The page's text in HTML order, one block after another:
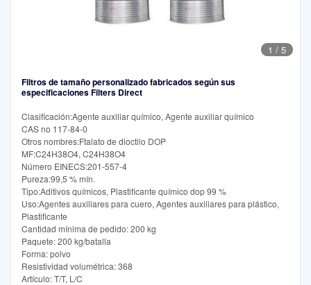
1 / 5
Filtros de tamaño personalizado fabricados según sus
especificaciones Filters Direct
Clasificación:Agente auxiliar químico, Agente auxiliar químico
CAS no 117-84-0
Otros nombres:Ftalato de dioctilo DOP
MF:C24H38O4, C24H38O4
Número EINECS:201-557-4
Pureza:99,5 % mín.
Tipo:Aditivos químicos, Plastificante químico dop 99 %
Uso:Agentes auxiliares para cuero, Agentes auxiliares para plástico,
Plastificante
Cantidad mínima de pedido: 200 kg
Paquete: 200 kg/batalla
Forma: polvo
Resistividad volumétrica: 368
Artículo: T/T, L/C